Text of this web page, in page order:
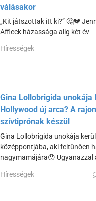
válásakor
„Kit játszottak itt ki?” 🤔💔
Affleck házassága alig két év
Hírességek
Gina Lollobrigida unokája
Hollywood új arca? A
szívtiprónak készül
Gina Lollobrigida unokája
középpontjába, aki feltűnően
nagymamájára😯 Ugyanazzal
Hírességek